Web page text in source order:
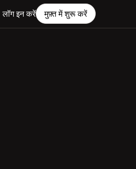
लॉग इन करें मुफ़्त में शुरू करें